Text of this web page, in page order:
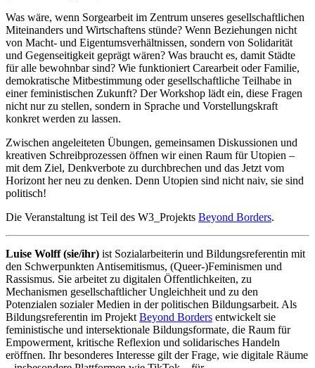
Was wäre, wenn Sorgearbeit im Zentrum unseres gesellschaftlichen
Miteinanders und Wirtschaftens stünde? Wenn Beziehungen nicht
von Macht- und Eigentumsverhältnissen, sondern von Solidarität
und Gegenseitigkeit geprägt wären? Was braucht es, damit Städte
für alle bewohnbar sind? Wie funktioniert Carearbeit oder Familie,
demokratische Mitbestimmung oder gesellschaftliche Teilhabe in
einer feministischen Zukunft? Der Workshop lädt ein, diese Fragen
nicht nur zu stellen, sondern in Sprache und Vorstellungskraft
konkret werden zu lassen.
Zwischen angeleiteten Übungen, gemeinsamen Diskussionen und
kreativen Schreibprozessen öffnen wir einen Raum für Utopien –
mit dem Ziel, Denkverbote zu durchbrechen und das Jetzt vom
Horizont her neu zu denken. Denn Utopien sind nicht naiv, sie sind
politisch!
Die Veranstaltung ist Teil des W3_Projekts Beyond Borders.
Luise Wolff (sie/ihr) ist Sozialarbeiterin und Bildungsreferentin mit
den Schwerpunkten Antisemitismus, (Queer-)Feminismen und
Rassismus. Sie arbeitet zu digitalen Öffentlichkeiten, zu
Mechanismen gesellschaftlicher Ungleichheit und zu den
Potenzialen sozialer Medien in der politischen Bildungsarbeit. Als
Bildungsreferentin im Projekt Beyond Borders entwickelt sie
feministische und intersektionale Bildungsformate, die Raum für
Empowerment, kritische Reflexion und solidarisches Handeln
eröffnen. Ihr besonderes Interesse gilt der Frage, wie digitale Räume